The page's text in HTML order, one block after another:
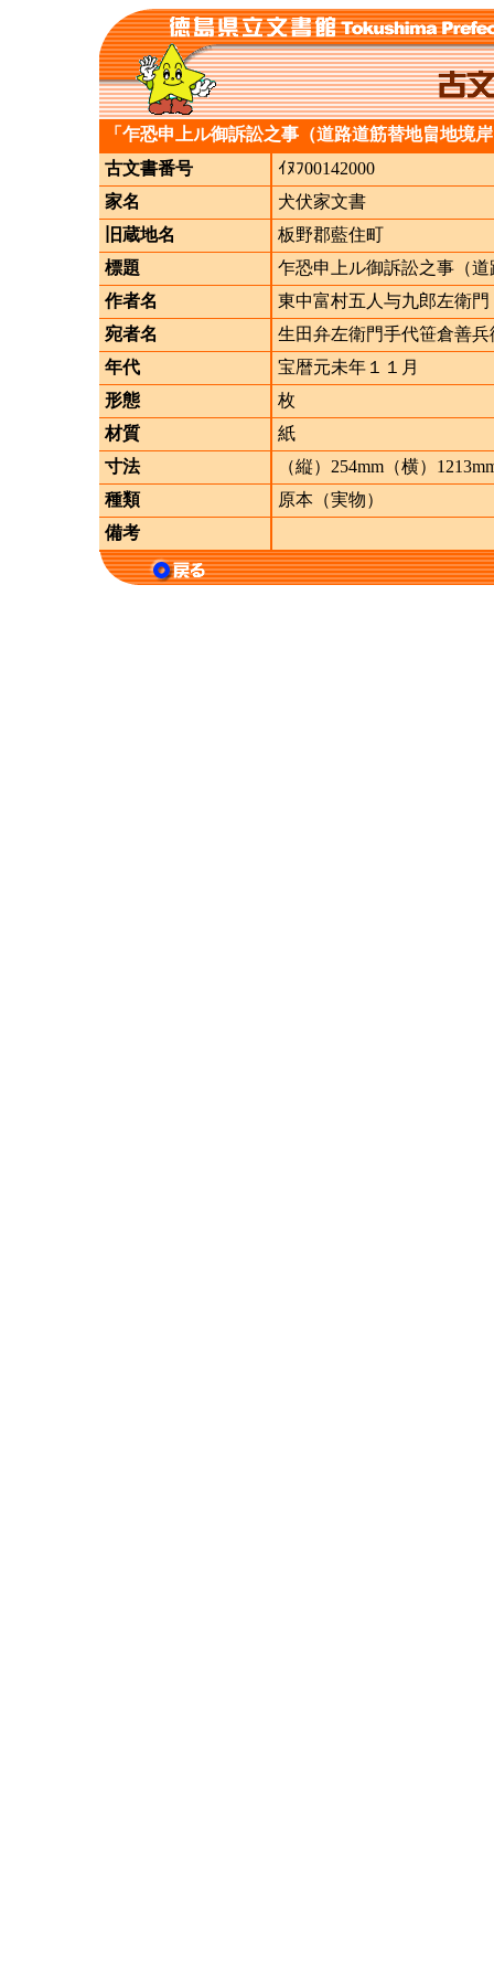
「乍恐申上ル御訴訟之事（道路道筋替地畠地境
古文書番号
ｲﾇﾌ00142000
家名
犬伏家文書
旧蔵地名
板野郡藍住町
標題
乍恐申上ル御訴訟之事（
作者名
東中富村五人与九郎左衛門
宛者名
生田弁左衛門手代笹倉善兵
年代
宝暦元未年１１月
形態
枚
材質
紙
寸法
（縦）254mm（横）
種類
原本（実物）
備考